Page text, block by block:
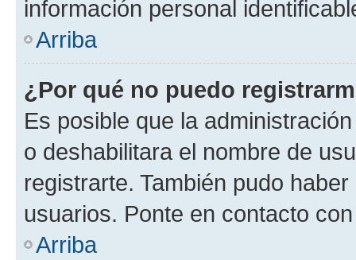
información personal
Arriba
¿Por qué no puedo
Es posible que la
o deshabilitara el nombre de
registrarte. También pudo
usuarios. Ponte en contacto
Arriba